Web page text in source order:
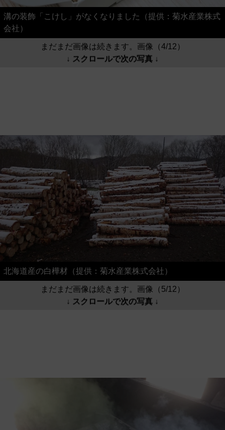
溝の装飾「こけし」がなくなりました（提供：菊水産業株式
会社）
まだまだ画像は続きます。画像（4/12）
↓ スクロールで次の写真 ↓
北海道産の白樺材（提供：菊水産業株式会社）
まだまだ画像は続きます。画像（5/12）
↓ スクロールで次の写真 ↓